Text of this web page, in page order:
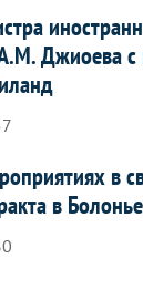
Джиоева с
в
в Болонье